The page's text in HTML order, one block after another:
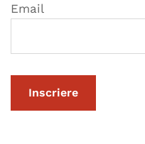
Email